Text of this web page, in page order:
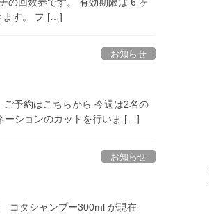
ます。 フ […]
お知らせ
予約はこちらから 今週は2名の
ーションのカットを行いま […]
お知らせ
コタシャンプー300ml が現在